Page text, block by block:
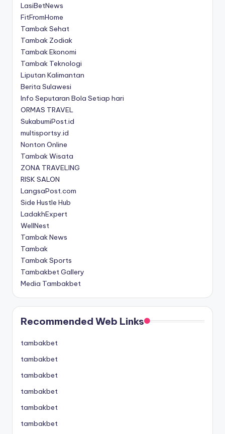
LasiBetNews
FitFromHome
Tambak Sehat
Tambak Zodiak
Tambak Ekonomi
Tambak Teknologi
Liputan Kalimantan
Berita Sulawesi
Info Seputaran Bola Setiap hari
ORMAS TRAVEL
SukabumiPost.id
multisportsy.id
Nonton Online
Tambak Wisata
ZONA TRAVELING
RISK SALON
LangsaPost.com
Side Hustle Hub
LadakhExpert
WellNest
Tambak News
Tambak
Tambak Sports
Tambakbet Gallery
Media Tambakbet
Recommended Web Links
tambakbet
tambakbet
tambakbet
tambakbet
tambakbet
tambakbet